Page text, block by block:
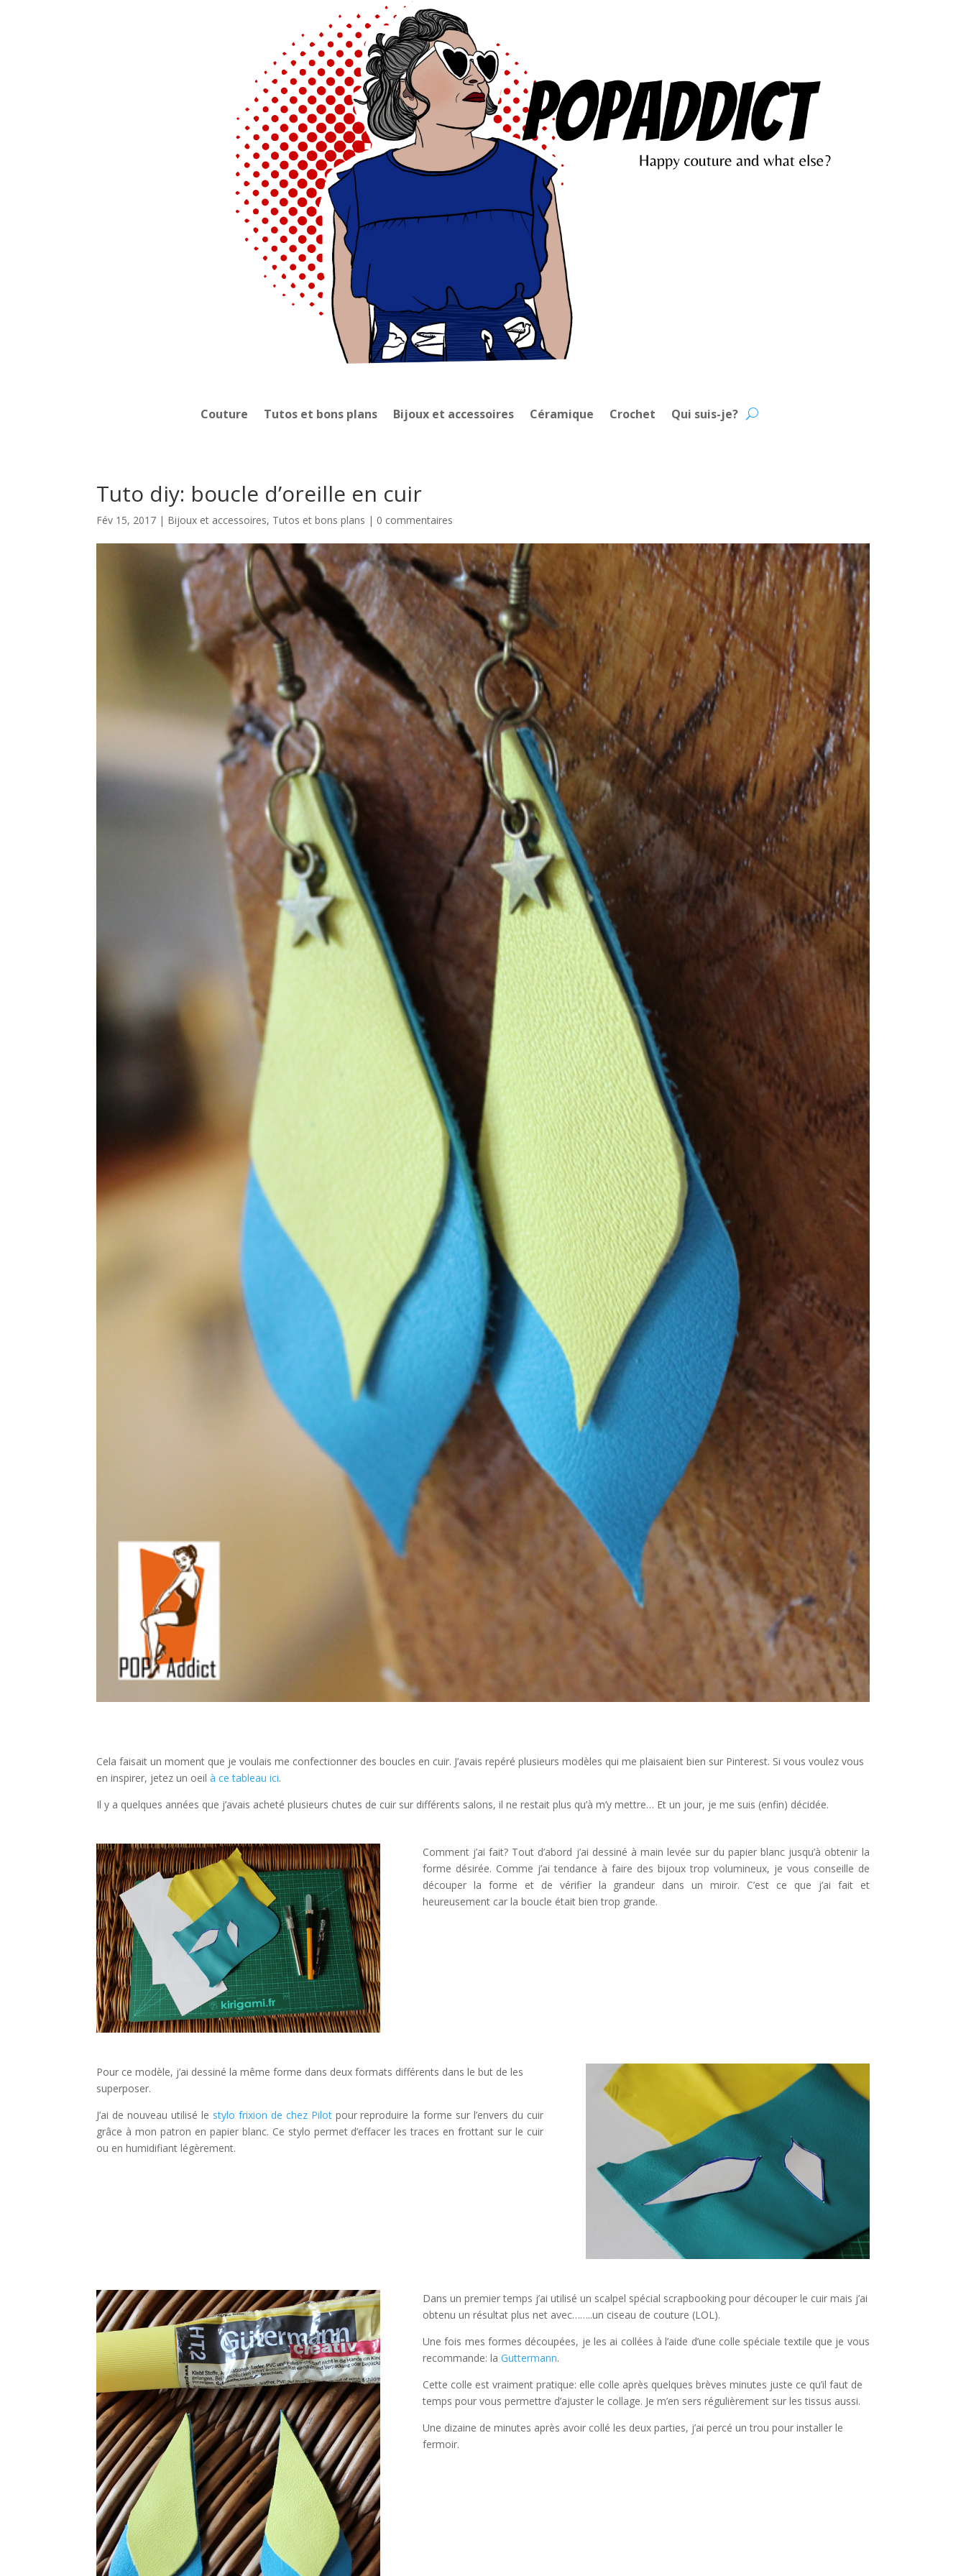
Couture Tutos et bons plans Bijoux et accessoires Céramique Crochet Qui suis-je?
Tuto diy: boucle d’oreille en cuir
Fév 15, 2017 | Bijoux et accessoires, Tutos et bons plans | 0 commentaires
Cela faisait un moment que je voulais me confectionner des boucles en cuir. J’avais repéré plusieurs modèles qui me plaisaient bien sur Pinterest. Si vous voulez vous
en inspirer, jetez un oeilà ce tableau ici.
Il y a quelques années que j’avais acheté plusieurs chutes de cuir sur différents salons, il ne restait plus qu’à m’y mettre… Et un jour, je me suis (enfin) décidée.
Comment j’ai fait? Tout d’abord j’ai dessiné à main levée sur du papier blanc jusqu’à obtenir la
forme désirée. Comme j’ai tendance à faire des bijoux trop volumineux, je vous conseille de
découper la forme et de vérifier la grandeur dans un miroir. C’est ce que j’ai fait et
heureusement car la boucle était bien trop grande.
Pour ce modèle, j’ai dessiné la même forme dans deux formats différents dans le but de les
superposer.
J’ai de nouveau utilisé le stylo frixion de chez Pilotpour reproduire la forme sur l’envers du cuir
grâce à mon patron en papier blanc. Ce stylo permet d’effacer les traces en frottant sur le cuir
ou en humidifiant légèrement.
Dans un premier temps j’ai utilisé un scalpel spécial scrapbooking pour découper le cuir mais j’ai
obtenu un résultat plus net avec……..un ciseau de couture (LOL).
Une fois mes formes découpées, je les ai collées à l’aide d’une colle spéciale textile que je vous
recommande: laGuttermann.
Cette colle est vraiment pratique: elle colle après quelques brèves minutes juste ce qu’il faut de
temps pour vous permettre d’ajuster le collage. Je m’en sers régulièrement sur les tissus aussi.
Une dizaine de minutes après avoir collé les deux parties, j’ai percé un trou pour installer le
fermoir.